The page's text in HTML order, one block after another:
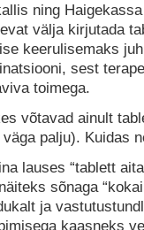
ning
välja kirjutada
keerulisemaks
sest
toimega.
võtavad ainult
palju). Kuidas
lauses “tablett
sõnaga
ja
kaasneks